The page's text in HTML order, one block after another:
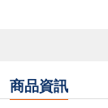
商品資訊